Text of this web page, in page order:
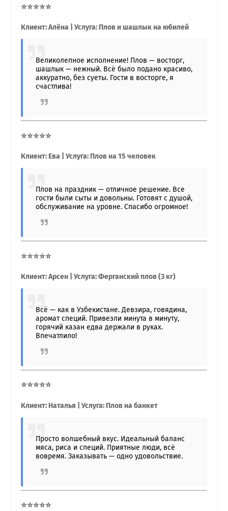
⭐⭐⭐⭐⭐
Клиент: Алёна | Услуга: Плов и шашлык на юбилей
Великолепное исполнение! Плов — восторг,
шашлык — нежный. Всё было подано красиво,
аккуратно, без суеты. Гости в восторге, я
счастлива!
⭐⭐⭐⭐⭐
Клиент: Ева | Услуга: Плов на 15 человек
Плов на праздник — отличное решение. Все
гости были сыты и довольны. Готовят с душой,
обслуживание на уровне. Спасибо огромное!
⭐⭐⭐⭐⭐
Клиент: Арсен | Услуга: Ферганский плов (3 кг)
Всё — как в Узбекистане. Девзира, говядина,
аромат специй. Привезли минута в минуту,
горячий казан едва держали в руках.
Впечатлило!
⭐⭐⭐⭐⭐
Клиент: Наталья | Услуга: Плов на банкет
Просто волшебный вкус. Идеальный баланс
мяса, риса и специй. Приятные люди, всё
вовремя. Заказывать — одно удовольствие.
⭐⭐⭐⭐⭐